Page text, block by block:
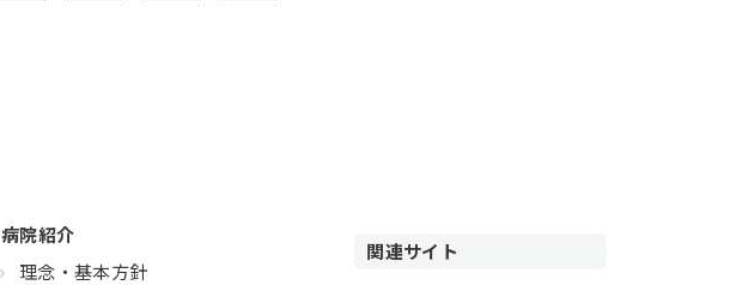
病院紹介
理念・基本方針
関連サイト